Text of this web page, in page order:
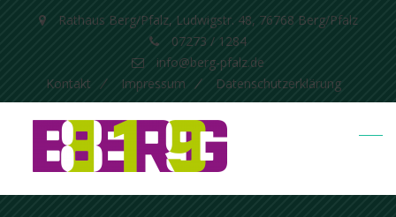
Rathaus Berg/Pfalz, Ludwigstr. 48, 76768 Berg/Pfalz
07273 / 1284
info@berg-pfalz.de
Kontakt
Impressum Datenschutzerklärung